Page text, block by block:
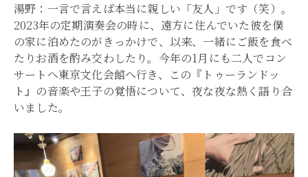
湯野：一言で言えば本当に親しい「友人」です（笑）。
2023年の定期演奏会の時に、遠方に住んでいた彼を僕
の家に泊めたのがきっかけで、以来、一緒にご飯を食べ
たりお酒を酌み交わしたり。今年の1月にも二人でコン
サートへ東京文化会館へ行き、この『トゥーランドッ
ト』の音楽や王子の覚悟について、夜な夜な熱く語り合
いました。